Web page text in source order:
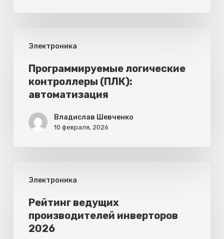
типыЭлектроника
логические
контроллеры
(ПЛК):
автоматизация
Программируемые логические
контроллеры (ПЛК):
автоматизация
Владислав Шевченко
10 февраля, 2026
Электроника
ведущих
производителей
инверторов
2026
Рейтинг ведущих
производителей инверторов
2026